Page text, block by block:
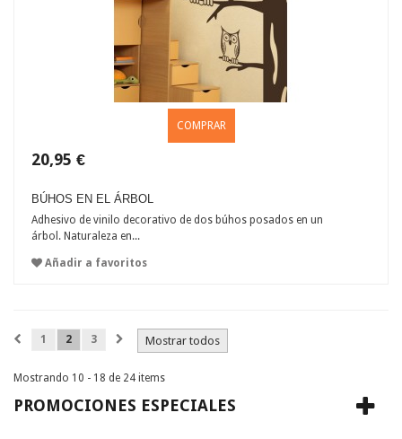
COMPRAR
20,95 €
BÚHOS EN EL ÁRBOL
Adhesivo de vinilo decorativo de dos búhos posados en un
árbol. Naturaleza en...
Añadir a favoritos
Mostrar todos
1 2 3
Mostrando 10 - 18 de 24 items
PROMOCIONES ESPECIALES